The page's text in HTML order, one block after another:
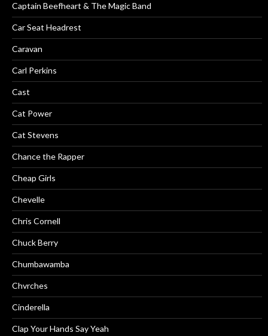
Captain Beefheart & The Magic Band
Car Seat Headrest
Caravan
Carl Perkins
Cast
Cat Power
Cat Stevens
Chance the Rapper
Cheap Girls
Chevelle
Chris Cornell
Chuck Berry
Chumbawamba
Chvrches
Cinderella
Clap Your Hands Say Yeah